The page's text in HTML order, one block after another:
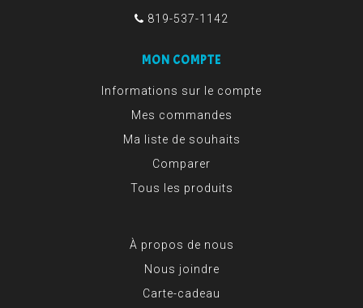
819-537-1142
MON COMPTE
Informations sur le compte
Mes commandes
Ma liste de souhaits
Comparer
Tous les produits
À propos de nous
Nous joindre
Carte-cadeau